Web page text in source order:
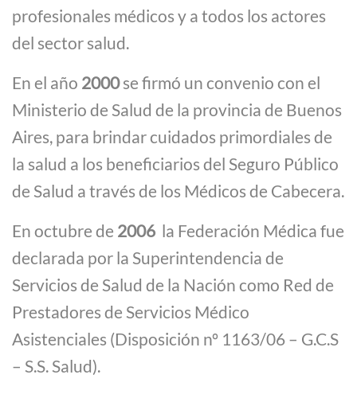
profesionales médicos y a todos los actores
del sector salud.
En el año 2000se firmó un convenio con el
Ministerio de Salud de la provincia de Buenos
Aires, para brindar cuidados primordiales de
la salud a los beneficiarios del Seguro Público
de Salud a través de los Médicos de Cabecera.
En octubre de 2006 la Federación Médica fue
declarada por la Superintendencia de
Servicios de Salud de la Nación como Red de
Prestadores de Servicios Médico
Asistenciales (Disposición nº 1163/06 – G.C.S
– S.S. Salud).